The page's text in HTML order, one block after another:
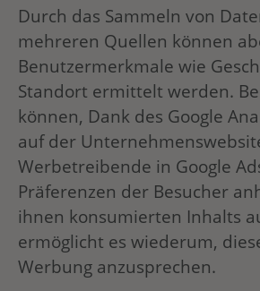
Durch das Sammeln von
mehreren Quellen können
Benutzermerkmale wie
Standort ermittelt werden.
können, Dank des Google
auf der
Werbetreibende in Google
Präferenzen der Besucher
ihnen konsumierten Inhalts
ermöglicht es wiederum,
Werbung anzusprechen.